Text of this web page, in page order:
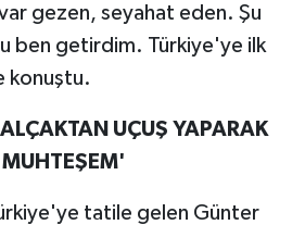
gezen, seyahat eden. Şu
ben getirdim. Türkiye'ye ilk
konuştu.
UÇUŞ YAPARAK
tatile gelen Günter